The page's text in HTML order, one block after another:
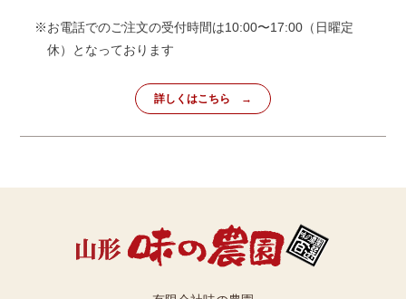
※お電話でのご注文の受付時間は10:00〜17:00（日曜定
休）となっております
詳しくはこちら